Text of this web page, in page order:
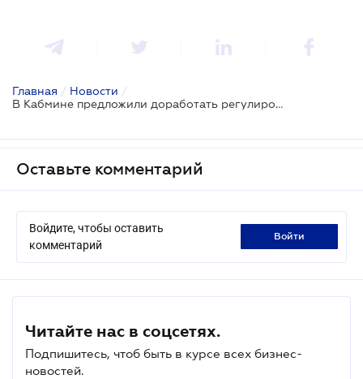
Главная / Новости /
В Кабмине предложили доработать регулирование таможенного «единого окна»
Оставьте комментарий
Войдите, чтобы оставить
комментарий
войти
Читайте нас в соцсетях.
Подпишитесь, чтоб быть в курсе всех бизнес-
новостей.